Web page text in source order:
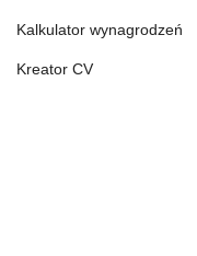
Kalkulator wynagrodzeń
Kreator CV